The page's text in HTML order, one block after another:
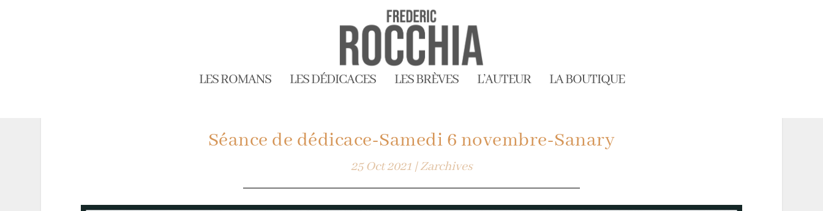
LES ROMANS LES DÉDICACES LES BRÈVES L’AUTEUR LA BOUTIQUE
Séance de dédicace-Samedi 6 novembre-Sanary
25 Oct 2021|Zarchives